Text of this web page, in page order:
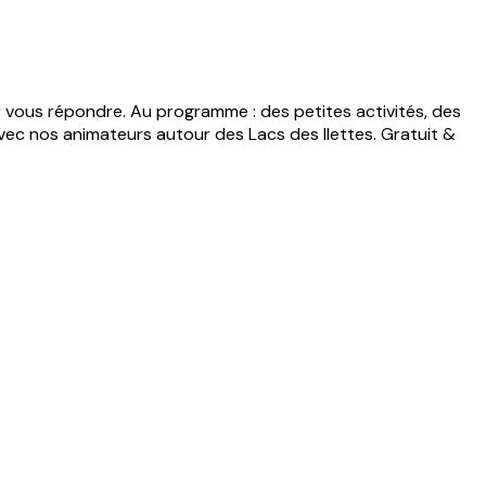
répondre. Au programme : des petites activités, des
nos animateurs autour des Lacs des Ilettes. Gratuit &